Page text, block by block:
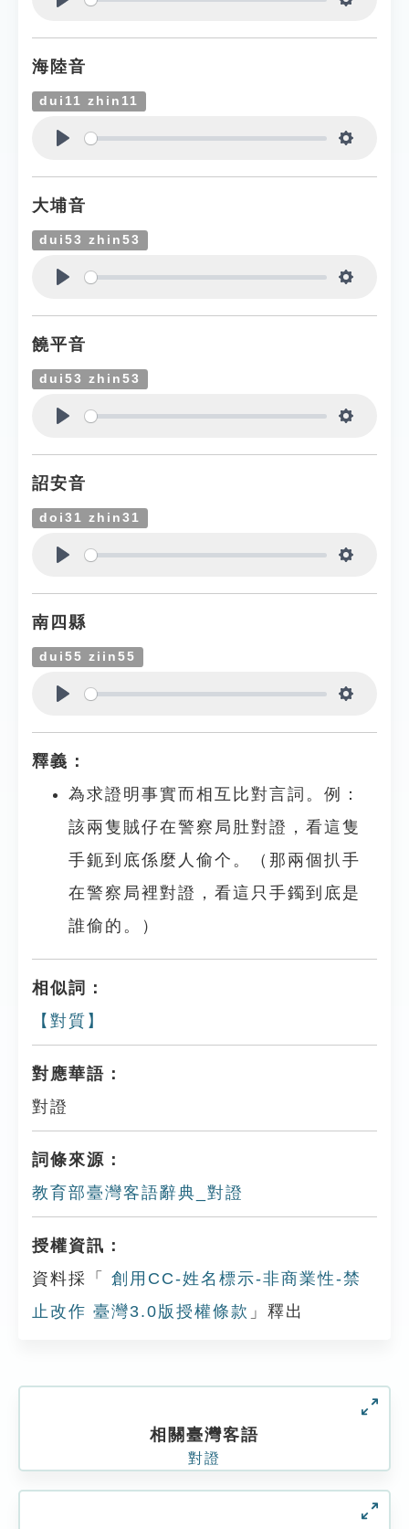
海陸音
dui11 zhin11
大埔音
dui53 zhin53
饒平音
dui53 zhin53
詔安音
doi31 zhin31
南四縣
dui55 ziin55
釋義：
為求證明事實而相互比對言詞。例：
該兩隻賊仔在警察局肚對證，看這隻
手鈪到底係麼人偷个。（那兩個扒手
在警察局裡對證，看這只手鐲到底是
誰偷的。）
相似詞：
【對質】
對應華語：
對證
詞條來源：
教育部臺灣客語辭典_對證
授權資訊：
資料採「
創用CC-姓名標示-非商業性-禁
止改作 臺灣3.0版授權條款 」釋出
相關臺灣客語
對證